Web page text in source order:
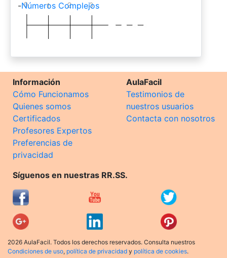
-Números Complejos
Información
Cómo Funcionamos
Quienes somos
Certificados
Profesores Expertos
Preferencias de
privacidad
AulaFacil
Testimonios de
nuestros usuarios
Contacta con nosotros
Síguenos en nuestras RR.SS.
2026 AulaFacil. Todos los derechos reservados. Consulta nuestros
Condiciones de uso, política de privacidad y política de cookies.